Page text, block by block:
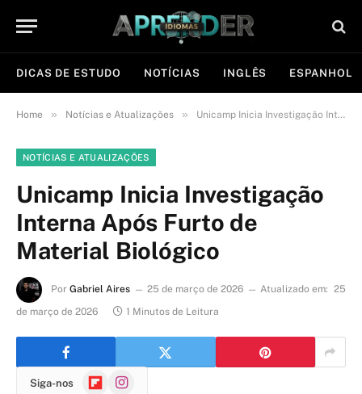
DICAS DE ESTUDO NOTÍCIAS INGLÊS ESPANHOL
Home » Notícias e Atualizações » Unicamp Inicia Investigação Interna Após Furto de Material Biológico
NOTÍCIAS E ATUALIZAÇÕES
Unicamp Inicia Investigação
Interna Após Furto de
Material Biológico
Por Gabriel Aires 25 de março de 2026 Atualizado em: 25
de março de 2026
1 Minutos de Leitura
Siga-nos FlipboardInstagram